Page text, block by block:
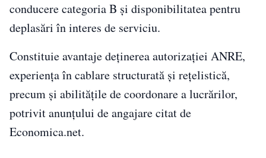
conducere categoria B și disponibilitatea pentru
deplasări în interes de serviciu.
Constituie avantaje deținerea autorizației ANRE,
experiența în cablare structurată și rețelistică,
precum și abilitățile de coordonare a lucrărilor,
potrivit anunțului de angajare citat de
Economica.net.